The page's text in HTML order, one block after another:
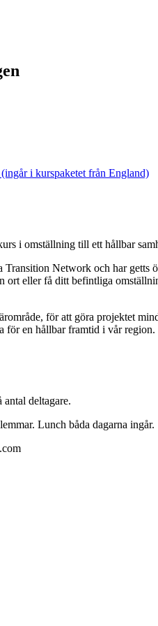
i kurspaketet från England)
i omställning till ett hållbar
Network och har
ort eller få ditt befintliga
för att göra projektet
för en hållbar framtid i vår
deltagare.
Lunch båda dagarna ingår.